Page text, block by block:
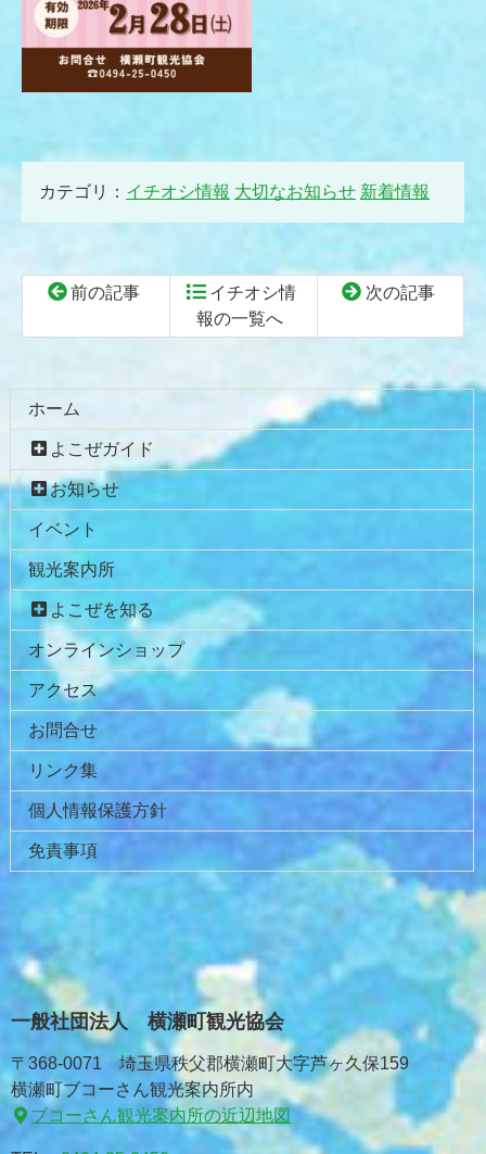
カテゴリ： イチオシ情報 大切なお知らせ 新着情報
前の記事
イチオシ情
報の一覧へ
次の記事
ン
本
文
頭
へ
戻
の
頭
へ
ホーム
よこぜガイド
お知らせ
イベント
観光案内所
よこぜを知る
オンラインショップ
アクセス
お問合せ
リンク集
個人情報保護方針
免責事項
一般社団法人 横瀬町観光協会
〒368-0071 埼玉県秩父郡横瀬町大字芦ヶ久保159
横瀬町ブコーさん観光案内所内
ブコーさん観光案内所の近辺地図